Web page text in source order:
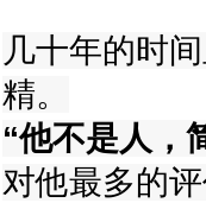
几十年的时
精。
“他不是人，
对他最多的